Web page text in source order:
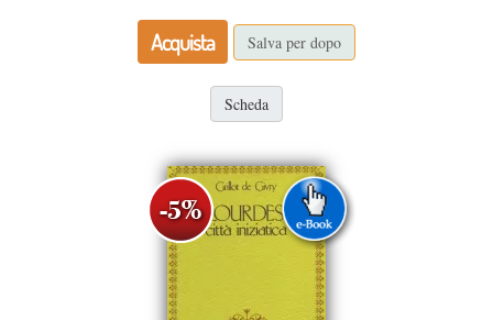
Acquista Salva per dopo
Scheda